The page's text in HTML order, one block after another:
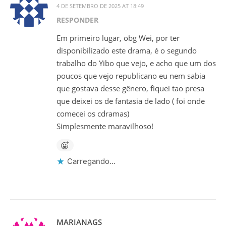
4 DE SETEMBRO DE 2025 AT 18:49
RESPONDER
Em primeiro lugar, obg Wei, por ter
disponibilizado este drama, é o segundo
trabalho do Yibo que vejo, e acho que um dos
poucos que vejo republicano eu nem sabia
que gostava desse gênero, fiquei tao presa
que deixei os de fantasia de lado ( foi onde
comecei os cdramas)
Simplesmente maravilhoso!
Carregando...
MARIANAGS